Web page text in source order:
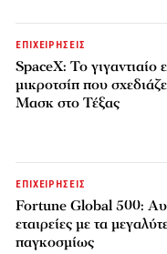
ΕΠΙΧΕΙΡΗΣΕΙΣ
SpaceX: Το γιγαντιαίο
μικροτσίπ που
Μασκ στο Τέξας
ΕΠΙΧΕΙΡΗΣΕΙΣ
Fortune Global 500:
εταιρείες με τα
παγκοσμίως